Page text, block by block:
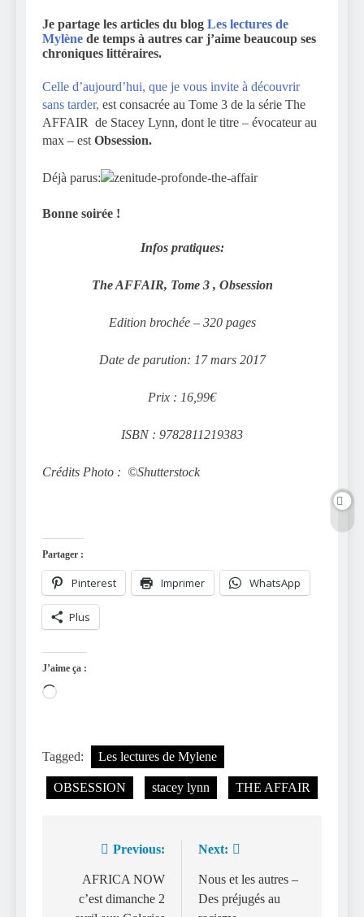
Je partage les articles du blog Les lectures de
Mylène de temps à autres car j’aime beaucoup ses
chroniques littéraires.
Celle d’aujourd’hui, que je vous invite à découvrir
sans tarder, est consacrée au Tome 3 de la série The
AFFAIR de Stacey Lynn, dont le titre – évocateur au
max – estObsession.
Déjà parus:
Bonne soirée !
Infos pratiques:
The AFFAIR, Tome 3 , Obsession
Edition brochée – 320 pages
Date de parution: 17 mars 2017
Prix : 16,99€
ISBN : 9782811219383
Crédits Photo : ©Shutterstock
Partager :
Pinterest Imprimer WhatsApp
Plus
J’aime ça :
Chargement…
Tagged: Les lectures de Mylene
OBSESSION stacey lynn THE AFFAIR
Navigation
l’article
Previous:
AFRICA NOW
c’est dimanche 2
Next:
Nous et les autres –
Des préjugés au